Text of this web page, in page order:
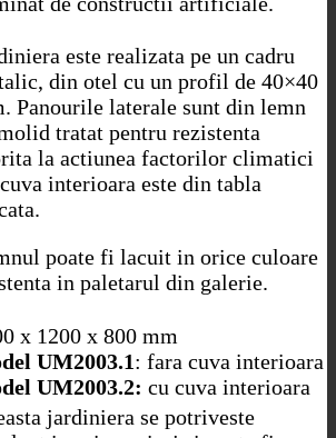
este realizata pe un cadru
din otel cu un profil de 40×40
Panourile laterale sunt din lemn
tratat pentru rezistenta
la actiunea factorilor climatici
interioara este din tabla
poate fi lacuit in orice culoare
in paletarul din galerie.
x 1200 x 800 mm
UM2003.1: fara cuva interioara
UM2003.2: cu cuva interioara
jardiniera se potriveste